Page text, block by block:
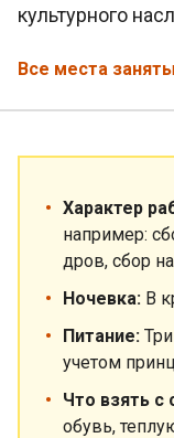
культурного
Все места заняты
Характер
например:
дров, сбор
Ночевка: В
Питание:
учетом
Что взять с
обувь,